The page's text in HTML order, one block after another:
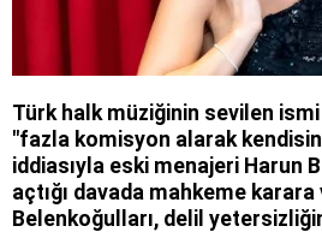
Türk halk müziğinin sevilen ismi
"fazla komisyon alarak
iddiasıyla eski menajeri Harun
açtığı davada mahkeme karara
Belenkoğulları, delil